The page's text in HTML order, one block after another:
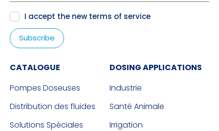
I accept the new terms of service
CATALOGUE
Pompes Doseuses
Distribution des fluides
Solutions Spéciales
DOSING APPLICATIONS
Industrie
Santé Animale
Irrigation